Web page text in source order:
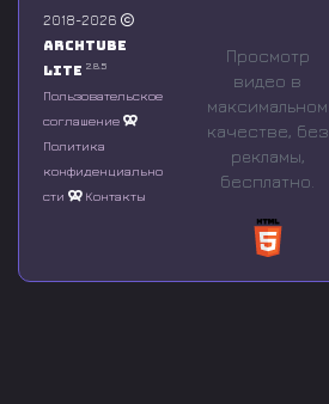
o
f
0
s
o
n
d
2018-2026
Archtube
Lite 2.8.5
Пользовательское
соглашение
Политика
конфиденциально
сти
Контакты
Просмотр
видео в
максимальном
качестве, без
рeкламы,
бесплатно.